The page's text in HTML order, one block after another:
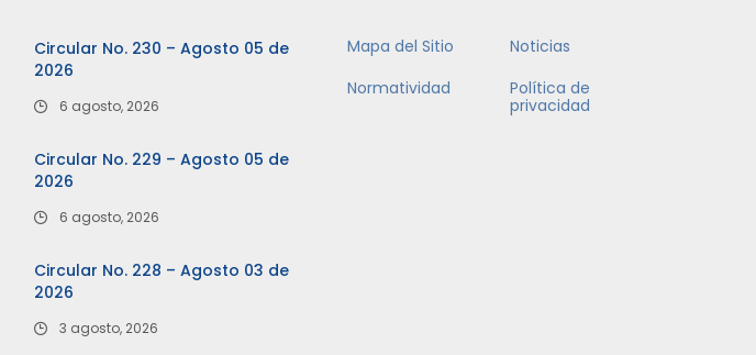
Circular No. 230 – Agosto 05 de
2026
6 agosto, 2026
Circular No. 229 – Agosto 05 de
2026
6 agosto, 2026
Circular No. 228 – Agosto 03 de
2026
3 agosto, 2026
Mapa del Sitio
Noticias
Normatividad
Política de
privacidad